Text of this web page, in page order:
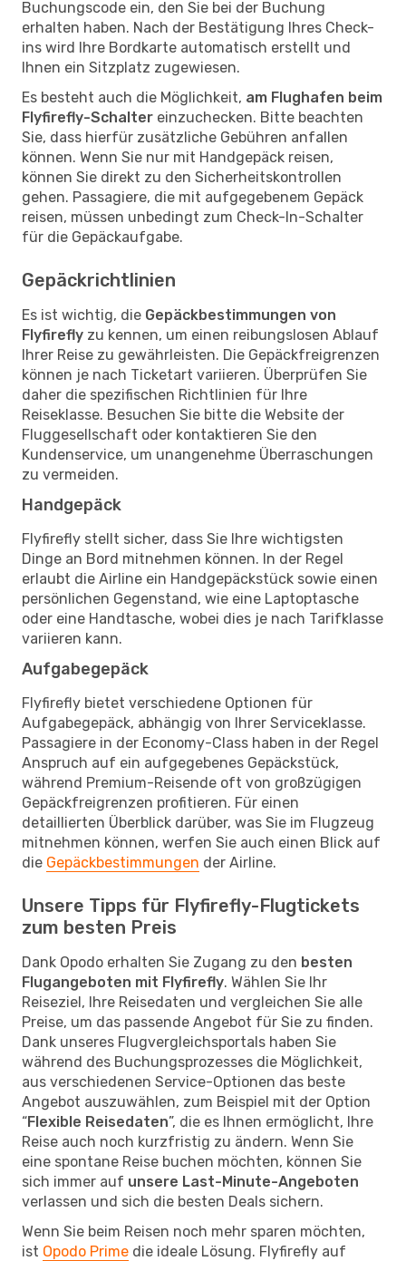
Buchungscode ein, den Sie bei der Buchung
erhalten haben. Nach der Bestätigung Ihres Check-
ins wird Ihre Bordkarte automatisch erstellt und
Ihnen ein Sitzplatz zugewiesen.
Es besteht auch die Möglichkeit, am Flughafen beim
Flyfirefly-Schalter einzuchecken. Bitte beachten
Sie, dass hierfür zusätzliche Gebühren anfallen
können. Wenn Sie nur mit Handgepäck reisen,
können Sie direkt zu den Sicherheitskontrollen
gehen. Passagiere, die mit aufgegebenem Gepäck
reisen, müssen unbedingt zum Check-In-Schalter
für die Gepäckaufgabe.
Gepäckrichtlinien
Es ist wichtig, die Gepäckbestimmungen von
Flyfirefly zu kennen, um einen reibungslosen Ablauf
Ihrer Reise zu gewährleisten. Die Gepäckfreigrenzen
können je nach Ticketart variieren. Überprüfen Sie
daher die spezifischen Richtlinien für Ihre
Reiseklasse. Besuchen Sie bitte die Website der
Fluggesellschaft oder kontaktieren Sie den
Kundenservice, um unangenehme Überraschungen
zu vermeiden.
Handgepäck
Flyfirefly stellt sicher, dass Sie Ihre wichtigsten
Dinge an Bord mitnehmen können. In der Regel
erlaubt die Airline ein Handgepäckstück sowie einen
persönlichen Gegenstand, wie eine Laptoptasche
oder eine Handtasche, wobei dies je nach Tarifklasse
variieren kann.
Aufgabegepäck
Flyfirefly bietet verschiedene Optionen für
Aufgabegepäck, abhängig von Ihrer Serviceklasse.
Passagiere in der Economy-Class haben in der Regel
Anspruch auf ein aufgegebenes Gepäckstück,
während Premium-Reisende oft von großzügigen
Gepäckfreigrenzen profitieren. Für einen
detaillierten Überblick darüber, was Sie im Flugzeug
mitnehmen können, werfen Sie auch einen Blick auf
die Gepäckbestimmungen der Airline.
Unsere Tipps für Flyfirefly-Flugtickets
zum besten Preis
Dank Opodo erhalten Sie Zugang zu den besten
Flugangeboten mit Flyfirefly. Wählen Sie Ihr
Reiseziel, Ihre Reisedaten und vergleichen Sie alle
Preise, um das passende Angebot für Sie zu finden.
Dank unseres Flugvergleichsportals haben Sie
während des Buchungsprozesses die Möglichkeit,
aus verschiedenen Service-Optionen das beste
Angebot auszuwählen, zum Beispiel mit der Option
“Flexible Reisedaten”, die es Ihnen ermöglicht, Ihre
Reise auch noch kurzfristig zu ändern. Wenn Sie
eine spontane Reise buchen möchten, können Sie
sich immer auf unsere Last-Minute-Angeboten
verlassen und sich die besten Deals sichern.
Wenn Sie beim Reisen noch mehr sparen möchten,
ist Opodo Prime die ideale Lösung. Flyfirefly auf